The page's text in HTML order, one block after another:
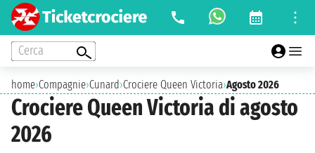
Cerca
home›Compagnie›Cunard›Crociere Queen Victoria›Agosto 2026
Crociere Queen Victoria di agosto
2026